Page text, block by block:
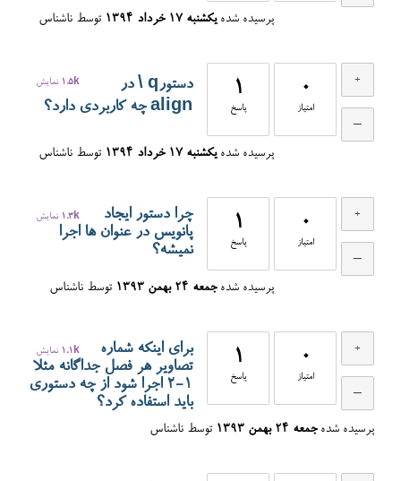
پرسیده شده یکشنبه ۱۷ خرداد ۱۳۹۴ توسط ناشناس
0
امتیاز
1
پاسخ
1.5k نمایش
دستورq \ در
align چه کاربردی دارد؟
پرسیده شده یکشنبه ۱۷ خرداد ۱۳۹۴ توسط ناشناس
0
امتیاز
1
پاسخ
1.3k نمایش
چرا دستور ایجاد
پانویس در عنوان ها اجرا
نمیشه؟
پرسیده شده جمعه ۲۴ بهمن ۱۳۹۳ توسط ناشناس
0
امتیاز
1
پاسخ
1.1k نمایش
برای اینکه شماره
تصاویر هر فصل جداگانه مثلا
1-2 اجرا شود از چه دستوری
باید استفاده کرد؟
پرسیده شده جمعه ۲۴ بهمن ۱۳۹۳ توسط ناشناس